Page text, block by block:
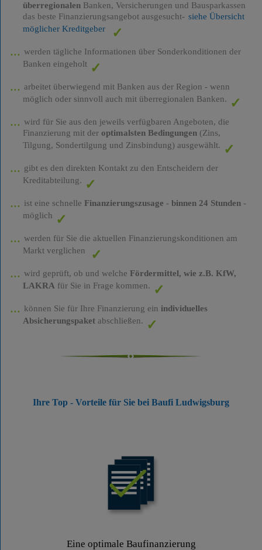
überregionalenBanken, Versicherungen und Bausparkassen
das beste Finanzierungsangebot ausgesucht- siehe Übersicht
möglicher Kreditgeber
werden tägliche Informationen über Sonderkonditionen der
Banken eingeholt
arbeitet überwiegend mit Banken aus der Region - wenn
möglich oder sinnvoll auch mit überregionalen Banken.
wird für Sie aus den jeweils verfügbaren Angeboten, die
Finanzierung mit der optimalsten Bedingungen(Zins,
Tilgung, Sondertilgung und Zinsbindung) ausgewählt.
gibt es den direkten Kontakt zu den Entscheidern der
Kreditabteilung.
ist eine schnelle Finanzierungszusage - binnen 24 Stunden-
möglich
werden für Sie die aktuellen Finanzierungskonditionen am
Markt verglichen
wird geprüft, ob und welche Fördermittel, wie z.B. KfW,
LAKRA für Sie in Frage kommen.
können Sie für Ihre Finanzierung ein individuelles
Absicherungspaketabschließen.
Ihre Top - Vorteile für Sie bei Baufi Ludwigsburg
Eine optimale Baufinanzierung